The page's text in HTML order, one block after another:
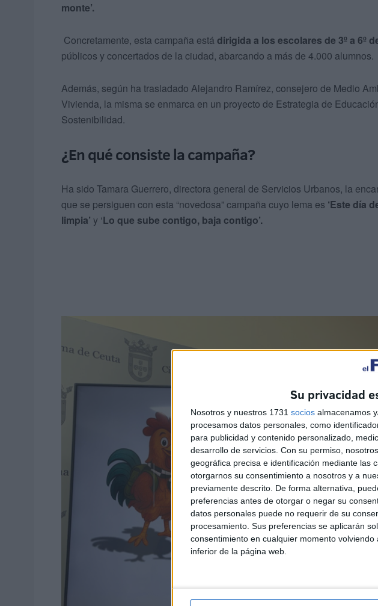
Su privacidad
Nosotros y nuestros 1731 socios almacenamos
procesamos datos personales, como
para publicidad y contenido personalizado,
desarrollo de servicios. Con su permiso,
geográfica precisa e identificación mediante las
otorgarnos su consentimiento a nosotros y a
previamente descrito. De forma alternativa,
preferencias antes de otorgar o negar su
datos personales puede no requerir de su
procesamiento. Sus preferencias se aplicarán
consentimiento en cualquier momento
inferior de la página web.
monte’.
Concretamente, esta campaña está dirigida a los escolares de 3º a 6º
públicos y concertados de la ciudad, abarcando a más de 4.000 alumnos.
Además, según ha trasladado Alejandro Ramírez, consejero de Medio
Vivienda, la misma se enmarca en un proyecto de Estrategia de
Sostenibilidad.
¿En qué consiste la campaña?
Ha sido Tamara Guerrero, directora general de Servicios Urbanos, la
que se persiguen con esta “novedosa” campaña cuyo lema es ‘Este día
limpia’ y ‘Lo que sube contigo, baja contigo’.